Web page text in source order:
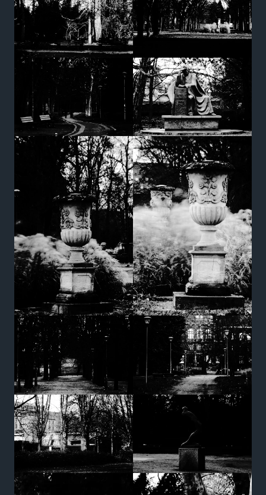
zainteresowania i
zachowania
podczas
strony, zwiększasz
szansę na
zobaczenie
spersonalizowanych
treści i ofert.